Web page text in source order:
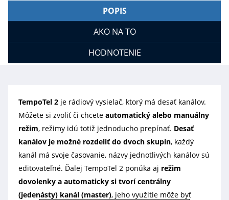
POPIS
AKO NA TO
HODNOTENIE
TempoTel 2 je rádiový vysielač, ktorý má desať kanálov.
Môžete si zvoliť či chcete automatický alebo manuálny
režim, režimy idú totiž jednoducho prepínať. Desať
kanálov je možné rozdeliť do dvoch skupín, každý
kanál má svoje časovanie, názvy jednotlivých kanálov sú
editovateľné. Ďalej TempoTel 2 ponúka aj režim
dovolenky a automaticky si tvorí centrálny
(jedenásty) kanál (master), jeho využitie môže byť